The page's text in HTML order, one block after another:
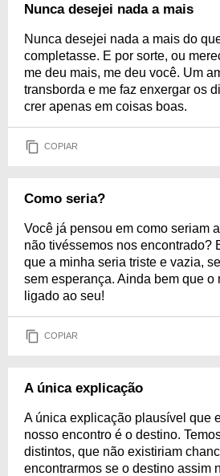
Nunca desejei nada a mais
Nunca desejei nada a mais do
completasse. E por sorte, ou
me deu mais, me deu você. Um
transborda e me faz enxergar os
crer apenas em coisas boas.
COPIAR
Como seria?
Você já pensou em como seriam
não tivéssemos nos encontrado?
que a minha seria triste e vazia,
sem esperança. Ainda bem que o
ligado ao seu!
COPIAR
A única explicação
A única explicação plausível que
nosso encontro é o destino.
distintos, que não existiriam
encontrarmos se o destino assim